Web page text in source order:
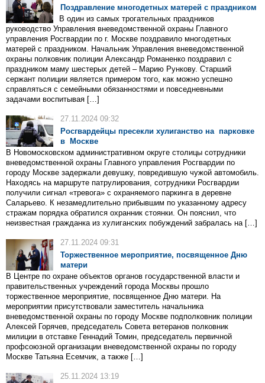
Поздравление многодетных матерей с праздником
В один из самых трогательных праздников
руководство Управления вневедомственной охраны Главного
управления Росгвардии по г. Москве поздравило многодетных
матерей с праздником. Начальник Управления вневедомственной
охраны полковник полиции Александр Романенко поздравил с
праздником маму шестерых детей – Марию Рункову. Старший
сержант полиции является примером того, как можно успешно
справляться с семейными обязанностями и повседневными
задачами воспитывая […]
27.11.2024 09:32
Росгвардейцы пресекли хулиганство на парковке
в Москве
В Новомосковском административном округе столицы сотрудники
вневедомственной охраны Главного управления Росгвардии по
городу Москве задержали девушку, повредившую чужой автомобиль.
Находясь на маршруте патрулирования, сотрудники Росгвардии
получили сигнал «тревога» с охраняемого паркинга в деревне
Саларьево. К незамедлительно прибывшим по указанному адресу
стражам порядка обратился охранник стоянки. Он пояснил, что
неизвестная гражданка из хулиганских побуждений забралась на […]
27.11.2024 09:31
Торжественное мероприятие, посвященное Дню
матери
В Центре по охране объектов органов государственной власти и
правительственных учреждений города Москвы прошло
торжественное мероприятие, посвященное Дню матери. На
мероприятии присутствовали заместитель начальника
вневедомственной охраны по городу Москве подполковник полиции
Алексей Горячев, председатель Совета ветеранов полковник
милиции в отставке Геннадий Томин, председатель первичной
профсоюзной организации вневедомственной охраны по городу
Москве Татьяна Есемчик, а также […]
25.11.2024 13:19